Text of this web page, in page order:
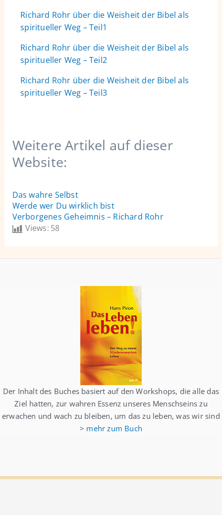
Richard Rohr über die Weisheit der Bibel als
spiritueller Weg – Teil1
Richard Rohr über die Weisheit der Bibel als
spiritueller Weg – Teil2
Richard Rohr über die Weisheit der Bibel als
spiritueller Weg – Teil3
Weitere Artikel auf dieser
Website:
Das wahre Selbst
Werde wer Du wirklich bist
Verborgenes Geheimnis – Richard Rohr
Views: 58
Der Inhalt des Buches basiert auf den Workshops, die alle das
Ziel hatten, zur wahren Essenz unseres Menschseins zu
erwachen und wach zu bleiben, um das zu leben, was wir sind
> mehr zum Buch